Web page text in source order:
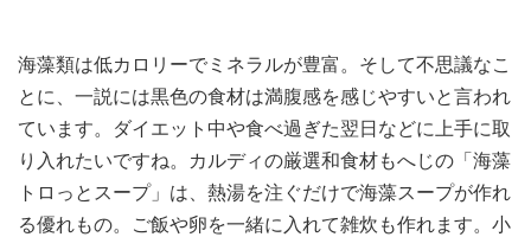
海藻類は低カロリーでミネラルが豊富。そして不思議なこ
とに、一説には黒色の食材は満腹感を感じやすいと言われ
ています。ダイエット中や食べ過ぎた翌日などに上手に取
り入れたいですね。カルディの厳選和食材もへじの「海藻
トロっとスープ」は、熱湯を注ぐだけで海藻スープが作れ
る優れもの。ご飯や卵を一緒に入れて雑炊も作れます。小